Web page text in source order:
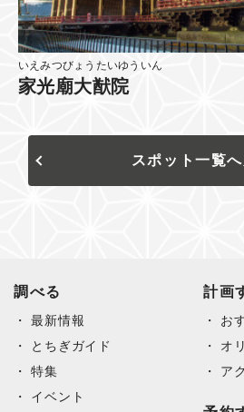
いえみつびょうたいゆういん
家光廟大猷院
スポット一覧
調べる
最新情報
とちぎガイド
特集
イベント
計画
お
オ
ア